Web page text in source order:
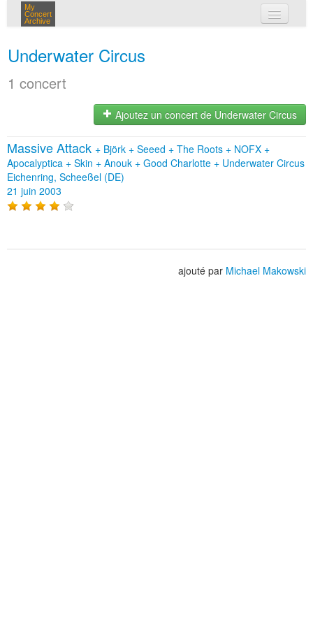
My
Concert
Archive
Underwater Circus
1 concert
Ajoutez un concert de Underwater Circus
Massive Attack + Björk + Seeed + The Roots + NOFX +
Apocalyptica + Skin + Anouk + Good Charlotte + Underwater Circus
Eichenring, Scheeßel (DE)
21 juin 2003
ajouté par Michael Makowski